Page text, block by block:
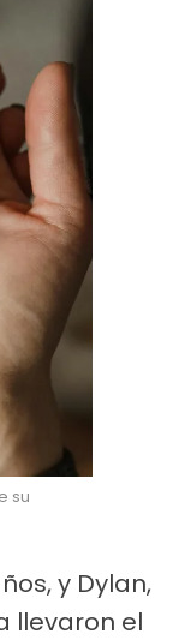
su
y Dylan,
llevaron el